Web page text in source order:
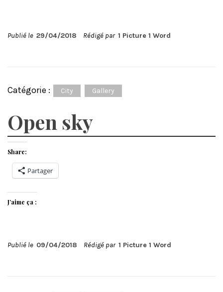
Publié le 29/04/2018 Rédigé par 1 Picture 1 Word
Catégorie : City Gallery
Open sky
Share:
Partager
J’aime ça :
Publié le 09/04/2018 Rédigé par 1 Picture 1 Word